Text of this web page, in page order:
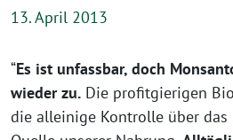
13. April 2013
“Es ist unfassbar, doch
wieder zu. Die profitgierigen
die alleinige Kontrolle über